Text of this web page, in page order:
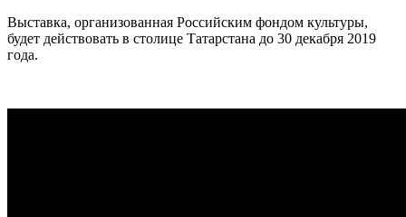
Выставка, организованная Российским фондом культуры,
будет действовать в столице Татарстана до 30 декабря 2019
года.